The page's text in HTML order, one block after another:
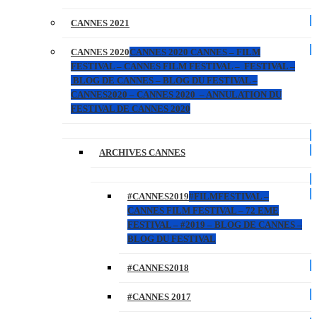
CANNES 2021
CANNES 2020CANNES 2020 CANNES – FILM
FESTIVAL – CANNES FILM FESTIVAL – FESTIVAL –
BLOG DE CANNES – BLOG DU FESTIVAL –
CANNES2020 – CANNES 2020 – ANNULATION DU
FESTIVAL DE CANNES 2020
ARCHIVES CANNES
#CANNES2019#FILMFESTIVAL –
CANNES FILM FESTIVAL – 72 EME
FESTIVAL – #2019 – BLOG DE CANNES –
BLOG DU FESTIVAL
#CANNES2018
#CANNES 2017